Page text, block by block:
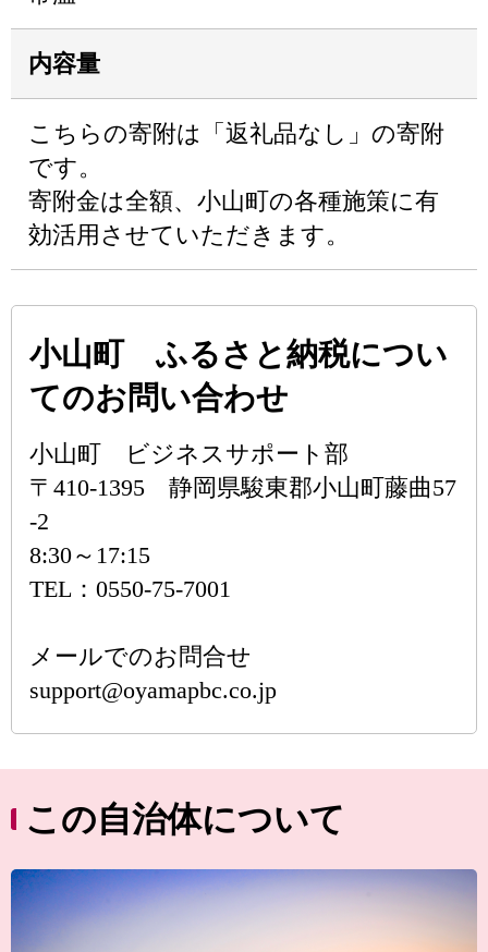
内容量
こちらの寄附は「返礼品なし」の寄附
です。
寄附金は全額、小山町の各種施策に有
効活用させていただきます。
小山町 ふるさと納税につい
てのお問い合わせ
小山町 ビジネスサポート部
〒410-1395 静岡県駿東郡小山町藤曲57
-2
8:30～17:15
TEL：0550-75-7001
メールでのお問合せ
support@oyamapbc.co.jp
この自治体について